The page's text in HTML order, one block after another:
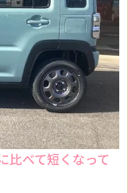
比べて短くなって